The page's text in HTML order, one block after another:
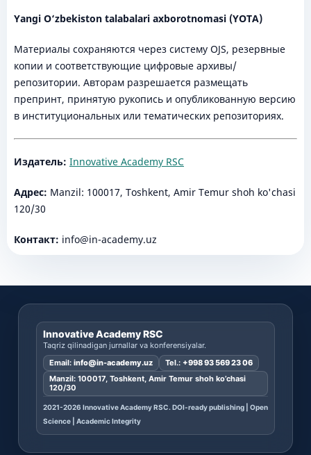
Yangi O‘zbekiston talabalari axborotnomasi (YOTA)
Материалы сохраняются через систему OJS, резервные
копии и соответствующие цифровые архивы/
репозитории. Авторам разрешается размещать
препринт, принятую рукопись и опубликованную версию
в институциональных или тематических репозиториях.
Издатель: Innovative Academy RSC
Адрес: Manzil: 100017, Toshkent, Amir Temur shoh ko'chasi
120/30
Контакт: info@in-academy.uz
Innovative Academy RSC
Taqriz qilinadigan jurnallar va konferensiyalar.
Email: info@in-academy.uz Tel.: +998 93 569 23 06
Manzil: 100017, Toshkent, Amir Temur shoh ko’chasi
120/30
2021-2026 Innovative Academy RSC. DOI-ready publishing | Open
Science | Academic Integrity